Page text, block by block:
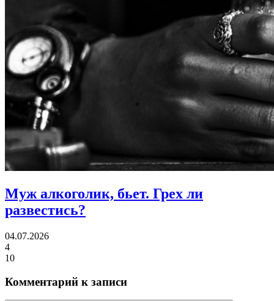
Муж алкоголик, бьет. Грех ли
развестись?
04.07.2026
4
10
Комментарий к записи